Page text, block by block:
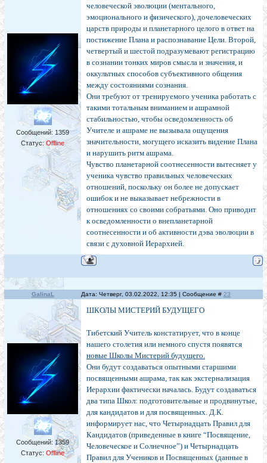
Сообщений: 1359
Статус: Offline
человеческой эволюции (ментального,
эмоционального и физического), дочеловеческих
царств природы и планетарного целого в ответ на
постижение Плана и распознавание Цели. Второй,
четвертый и шестой подразумевают регистрацию
в сознании тонких миров смысла и значения, и
оккультных способов субъективного общения
между состояниями сознания.
Они требуют от тренируемого ученика работать с
такими тотальным вниманием и ашрамной
стабильностью, чтобы осведомленность об
Учителе и ашраме не вызывала ощущения
значительности, могущего исказить видение Плана
и нарушить ритм ашрама.
Чувство планетарной соотнесенности вытесняет у
ученика чувство правильных человеческих
отношений, поскольку он более не допускает
ошибок и не выказывает небрежности в
отношениях со своими собратьями. Оно приводит
к осведомленности о внепланетарной
соотнесенности и об активности дэва эволюции в
связи с духовной Иерархией.
GalinaL Дата: Четверг, 03.02.2022, 12:35 | Сообщение # 23
Сообщений: 1359
Статус: Offline
ШКОЛЫ МИСТЕРИЙ БУДУЩЕГО
Тибетский Учитель констатирует, что в конце
нашего столетия или немного спустя появятся
новые Школы Мистерий будущего.
Они будут создаваться опытными старшими
посвященными ашрама, так как экстернализация
Иерархии фактически началась. Будут создаваться
два типа Школ: подготовительные и продвинутые,
для кандидатов и для посвященных. Д.К.
информирует нас, что Четырнадцать Правил для
Кандидатов (приведенные в книге “Посвящение,
Человеческое и Солнечное”) и Четырнадцать
Правил для Учеников и Посвященных (данные в